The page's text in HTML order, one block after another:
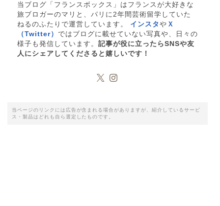
当ブログ「フランスボックス」はフランスが大好きな
旅ブロガーのマリと、パリに2年間芸術留学していた
ねるのふたりで運営しています。 インスタ や Ｘ
（Twitter） ではブログに載せていない写真や、日々の
様子も発信しています。 記事が役に立ったらSNSや友
人にシェアしてくださると嬉しいです！
当ページのリンクには広告が含まれる場合がありますが、紹介しているサービ
ス・製品はどれも自ら選定したものです。